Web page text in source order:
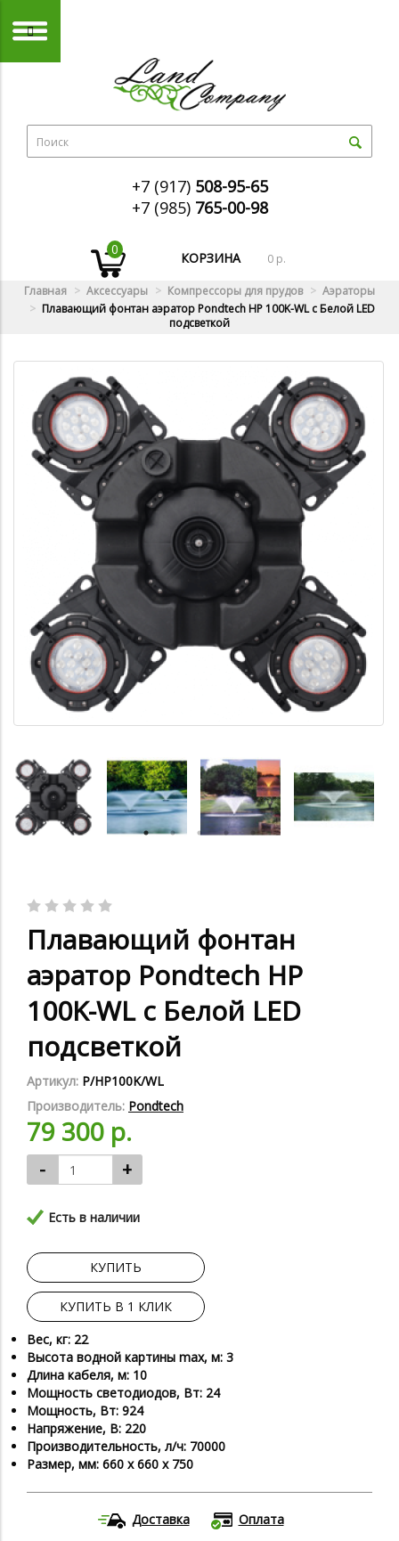
+7 (917) 508-95-65
+7 (985) 765-00-98
0
КОРЗИНА 0 р.
Главная Аксессуары Компрессоры для прудов
Аэраторы
Плавающий фонтан аэратор Pondtech HP 100K-WL с Белой LED
подсветкой
Плавающий фонтан
аэратор Pondtech HP
100K-WL с Белой LED
подсветкой
Артикул: P/HP100K/WL
Производитель: Pondtech
79 300 р.
- +
Есть в наличии
КУПИТЬ
КУПИТЬ В 1 КЛИК
Вес, кг: 22
Высота водной картины max, м: 3
Длина кабеля, м: 10
Мощность светодиодов, Вт: 24
Мощность, Вт: 924
Напряжение, В: 220
Производительность, л/ч: 70000
Размер, мм: 660 х 660 х 750
Доставка Оплата